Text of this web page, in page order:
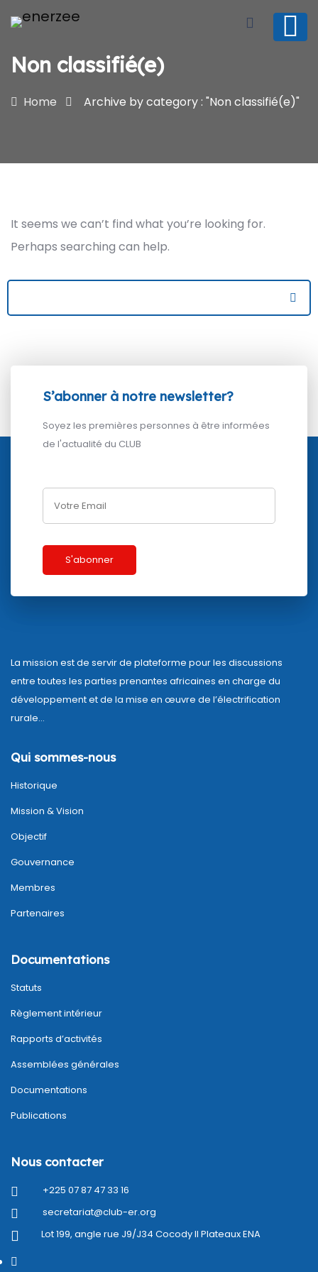
Search:
Non classifié(e)
Home Archive by category : "Non classifié(e)"
It seems we can’t find what you’re looking for.
Perhaps searching can help.
S’abonner à notre newsletter?
Soyez les premières personnes à être informées
de l'actualité du CLUB
La mission est de servir de plateforme pour les discussions
entre toutes les parties prenantes africaines en charge du
développement et de la mise en œuvre de l’électrification
rurale…
Qui sommes-nous
Historique
Mission & Vision
Objectif
Gouvernance
Membres
Partenaires
Documentations
Statuts
Règlement intérieur
Rapports d’activités
Assemblées générales
Documentations
Publications
Nous contacter
+225 07 87 47 33 16
secretariat@club-er.org
Lot 199, angle rue J9/J34 Cocody II Plateaux ENA